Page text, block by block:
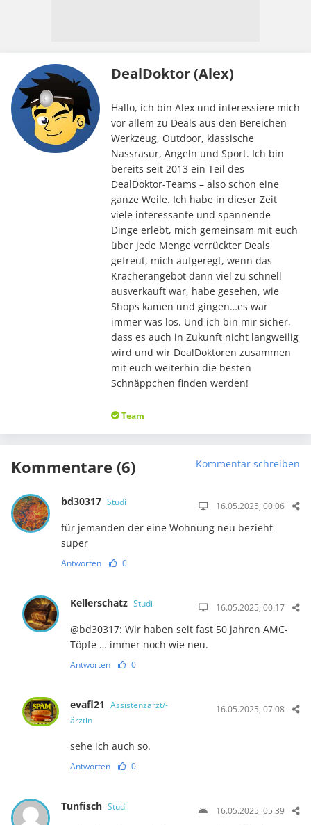
DealDoktor (Alex)
Hallo, ich bin Alex und interessiere mich
vor allem zu Deals aus den Bereichen
Werkzeug, Outdoor, klassische
Nassrasur, Angeln und Sport. Ich bin
bereits seit 2013 ein Teil des
DealDoktor-Teams – also schon eine
ganze Weile. Ich habe in dieser Zeit
viele interessante und spannende
Dinge erlebt, mich gemeinsam mit euch
über jede Menge verrückter Deals
gefreut, mich aufgeregt, wenn das
Kracherangebot dann viel zu schnell
ausverkauft war, habe gesehen, wie
Shops kamen und gingen…es war
immer was los. Und ich bin mir sicher,
dass es auch in Zukunft nicht langweilig
wird und wir DealDoktoren zusammen
mit euch weiterhin die besten
Schnäppchen finden werden!
Team
Kommentare (6) Kommentar schreiben
bd30317 Studi 16.05.2025, 00:06
für jemanden der eine Wohnung neu bezieht
super
Antworten 0
Kellerschatz Studi 16.05.2025, 00:17
@bd30317: Wir haben seit fast 50 jahren AMC-
Töpfe … immer noch wie neu.
Antworten 0
evafl21
Assistenzarzt/-
ärztin
16.05.2025, 07:08
sehe ich auch so.
Antworten 0
Tunfisch Studi 16.05.2025, 05:39